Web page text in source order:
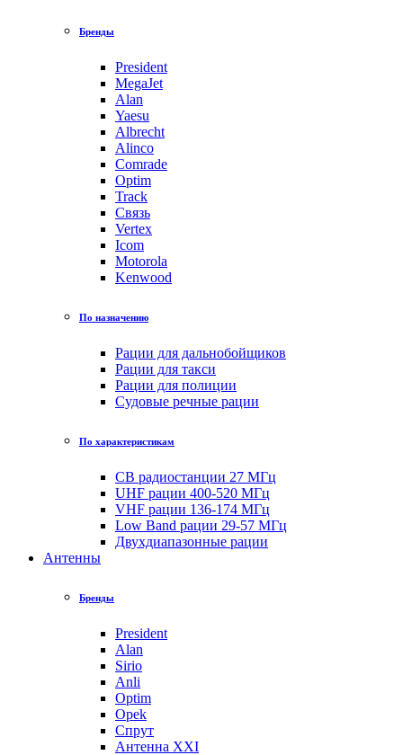
Бренды
President
MegaJet
Alan
Yaesu
Albrecht
Alinco
Comrade
Optim
Track
Связь
Vertex
Icom
Motorola
Kenwood
По назначению
Рации для дальнобойщиков
Рации для такси
Рации для полиции
Судовые речные рации
По характеристикам
CB радиостанции 27 МГц
UHF рации 400-520 МГц
VHF рации 136-174 МГц
Low Band рации 29-57 МГц
Двухдиапазонные рации
Антенны
Бренды
President
Alan
Sirio
Anli
Optim
Opek
Спрут
Антенна XXI